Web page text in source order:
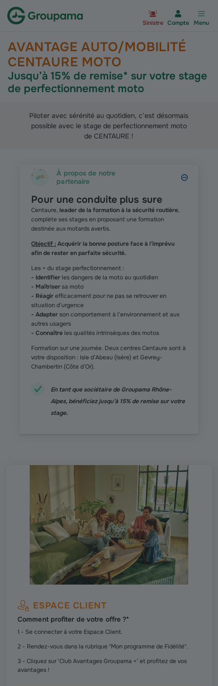
Sinistre Compte Menu
AVANTAGE AUTO/MOBILITÉ
CENTAURE MOTO
Jusqu’à 15% de remise* sur votre stage
de perfectionnement moto
Piloter avec sérénité au quotidien, c’est désormais
possible avec le stage de perfectionnement moto
de CENTAURE !
À propos de notre
partenaire
Pour une conduite plus sure
Centaure,leader de la formation à la sécurité routière,
complète ses stages en proposant une formation
destinée aux motards avertis.
Objectif :Acquérir la bonne posture face à l’imprévu
afin de rester en parfaite sécurité.
Les + du stage perfectionnement :
- Identifier les dangers de la moto au quotidien
- Maîtrisersa moto
- Réagirefficacement pour ne pas se retrouver en
situation d’urgence
- Adapterson comportement à l’environnement et aux
autres usagers
- Connaître les qualités intrinsèques des motos
Formation sur une journée. Deux centres Centaure sont à
votre disposition : Isle d’Abeau (Isère) et Gevrey-
Chambertin (Côte d’Or).​
En tant que sociétaire de Groupama Rhône-
Alpes, bénéficiez jusqu’à 15% de remise sur votre
stage.
ESPACE CLIENT
Comment profiter de votre offre ?*
1 - Se connecter à votre Espace Client.
2 - Rendez-vous dans la rubrique "Mon programme de Fidélité".
3 - Cliquez sur 'Club Avantages Groupama +' et profitez de vos
avantages !